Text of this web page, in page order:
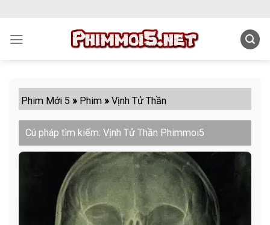
content
Phim Mới 5 » Phim »Vịnh Tử Thần
Cú pháp tìm kiếm: Vịnh Tử Thần Phimmoi5